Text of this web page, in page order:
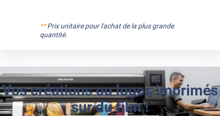
**Prix unitaire pour l'achat de la plus grande
quantité.
Vos créations ou logos imprimés
sur du film !